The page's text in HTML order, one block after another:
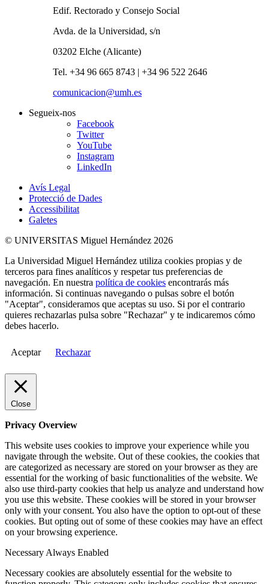
Edif. Rectorado y Consejo Social
Avda. de la Universidad, s/n
03202 Elche (Alicante)
Tel. +34 96 665 8743 | +34 96 522 2646
comunicacion@umh.es
Segueix-nos
Facebook
Twitter
YouTube
Instagram
LinkedIn
Avís Legal
Protecció de Dades
Accessibilitat
Galetes
© UNIVERSITAS Miguel Hernández 2026
La Universidad Miguel Hernández utiliza cookies propias y de
terceros para fines analíticos y respetar tus preferencias de
navegación. En nuestra política de cookies encontrarás más
información. Si continuas navegando o pulsas sobre el botón
"Aceptar", consideramos que aceptas su uso. Si por el contrario
quieres rechazarlas pulsa sobre "Rechazar" y te indicaremos cómo
debes hacerlo.
Aceptar Rechazar
Close
Privacy Overview
This website uses cookies to improve your experience while you
navigate through the website. Out of these cookies, the cookies that
are categorized as necessary are stored on your browser as they are
essential for the working of basic functionalities of the website. We
also use third-party cookies that help us analyze and understand how
you use this website. These cookies will be stored in your browser
only with your consent. You also have the option to opt-out of these
cookies. But opting out of some of these cookies may have an effect
on your browsing experience.
Necessary Always Enabled
Necessary cookies are absolutely essential for the website to